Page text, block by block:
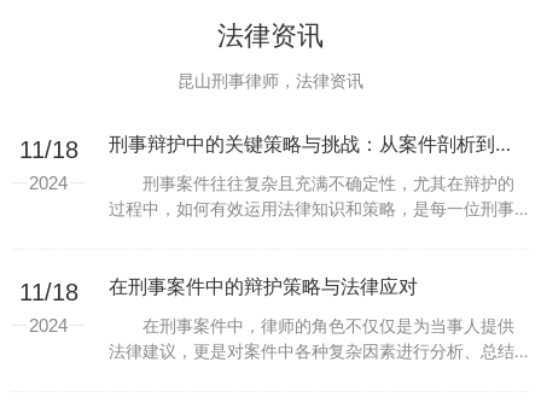
法律资讯
昆山刑事律师，法律资讯
11/18
2024
刑事辩护中的关键策略与挑战：从案件剖析到法律实践
刑事案件往往复杂且充满不确定性，尤其在辩护的
过程中，如何有效运用法律知识和策略，是每一位刑事
最大利益...
11/18
2024
在刑事案件中的辩护策略与法律应对
在刑事案件中，律师的角色不仅仅是为当事人提供
法律建议，更是对案件中各种复杂因素进行分析、总结